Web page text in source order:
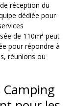
réception du
dédiée pour
de 110m² peut
pour répondre à
réunions ou